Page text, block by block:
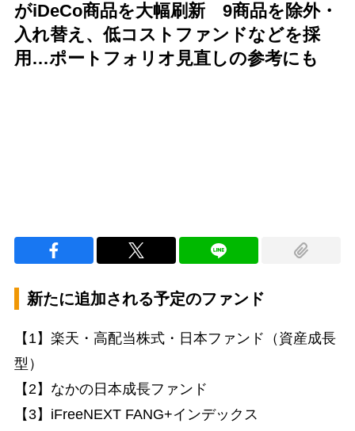
がiDeCo商品を大幅刷新 9商品を除外・
入れ替え、低コストファンドなどを採
用…ポートフォリオ見直しの参考にも
新たに追加される予定のファンド
【1】楽天・高配当株式・日本ファンド（資産成長
型）
【2】なかの日本成長ファンド
【3】iFreeNEXT FANG+インデックス